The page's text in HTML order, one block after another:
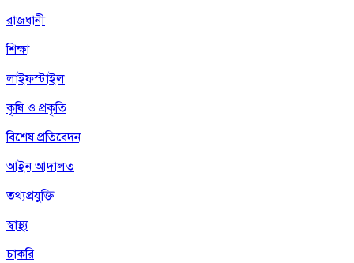
রাজধানী
শিক্ষা
লাইফস্টাইল
কৃষি ও প্রকৃতি
বিশেষ প্রতিবেদন
আইন আদালত
তথ্যপ্রযুক্তি
স্বাস্থ্য
চাকরি